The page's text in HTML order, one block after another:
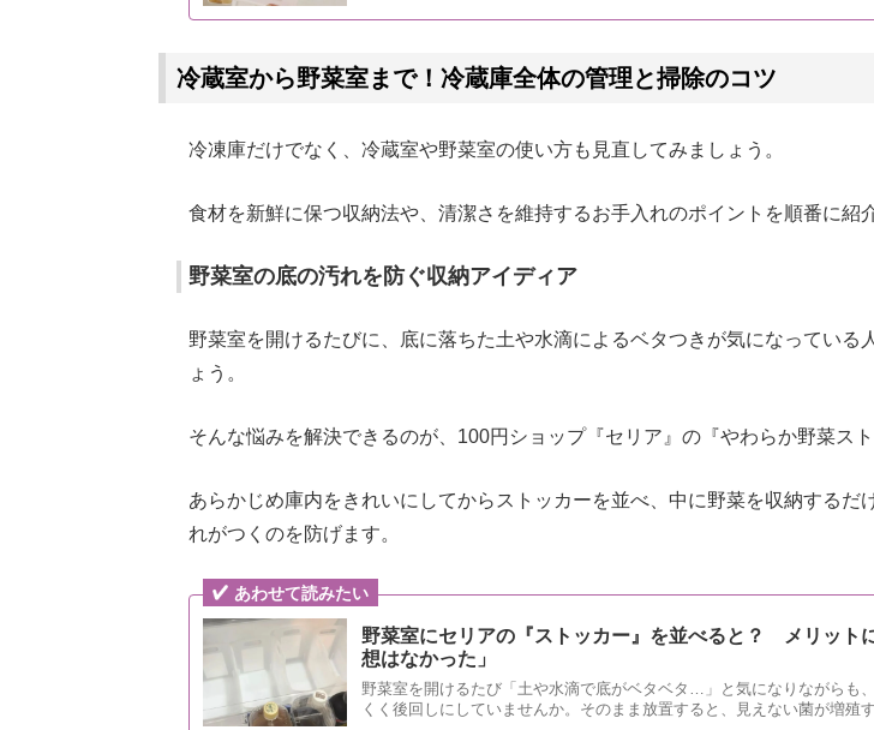
冷蔵室から野菜室まで！冷蔵庫全体の管理と掃除のコツ
冷凍庫だけでなく、冷蔵室や野菜室の使い方も見直してみましょう。
食材を新鮮に保つ収納法や、清潔さを維持するお手入れのポイントを順番に紹
野菜室の底の汚れを防ぐ収納アイディア
野菜室を開けるたびに、底に落ちた土や水滴によるベタつきが気になっている
ょう。
そんな悩みを解決できるのが、100円ショップ『セリア』の『やわらか野菜スト
あらかじめ庫内をきれいにしてからストッカーを並べ、中に野菜を収納するだ
れがつくのを防げます。
あわせて読みたい
野菜室にセリアの『ストッカー』を並べると？ メリット
想はなかった」
野菜室を開けるたび「土や水滴で底がベタベタ…」と気になりながらも
くく後回しにしていませんか。そのまま放置すると、見えない菌が増殖